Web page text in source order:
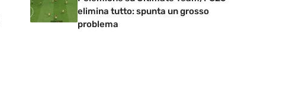
elimina tutto: spunta un grosso
problema